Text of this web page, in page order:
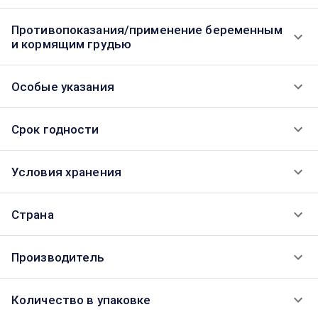
Противопоказания/применение беременным
и кормящим грудью
Особые указания
Срок годности
Условия хранения
Страна
Производитель
Количество в упаковке